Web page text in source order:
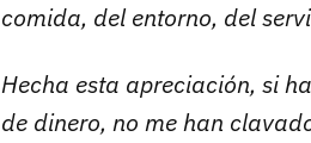
comida, del entorno, del
Hecha esta apreciación, si
de dinero, no me han